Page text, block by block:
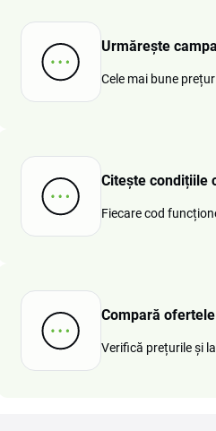
Urmărește
Cele mai bune
Citește condițiile
Fiecare cod
Compară
Verifică prețurile și